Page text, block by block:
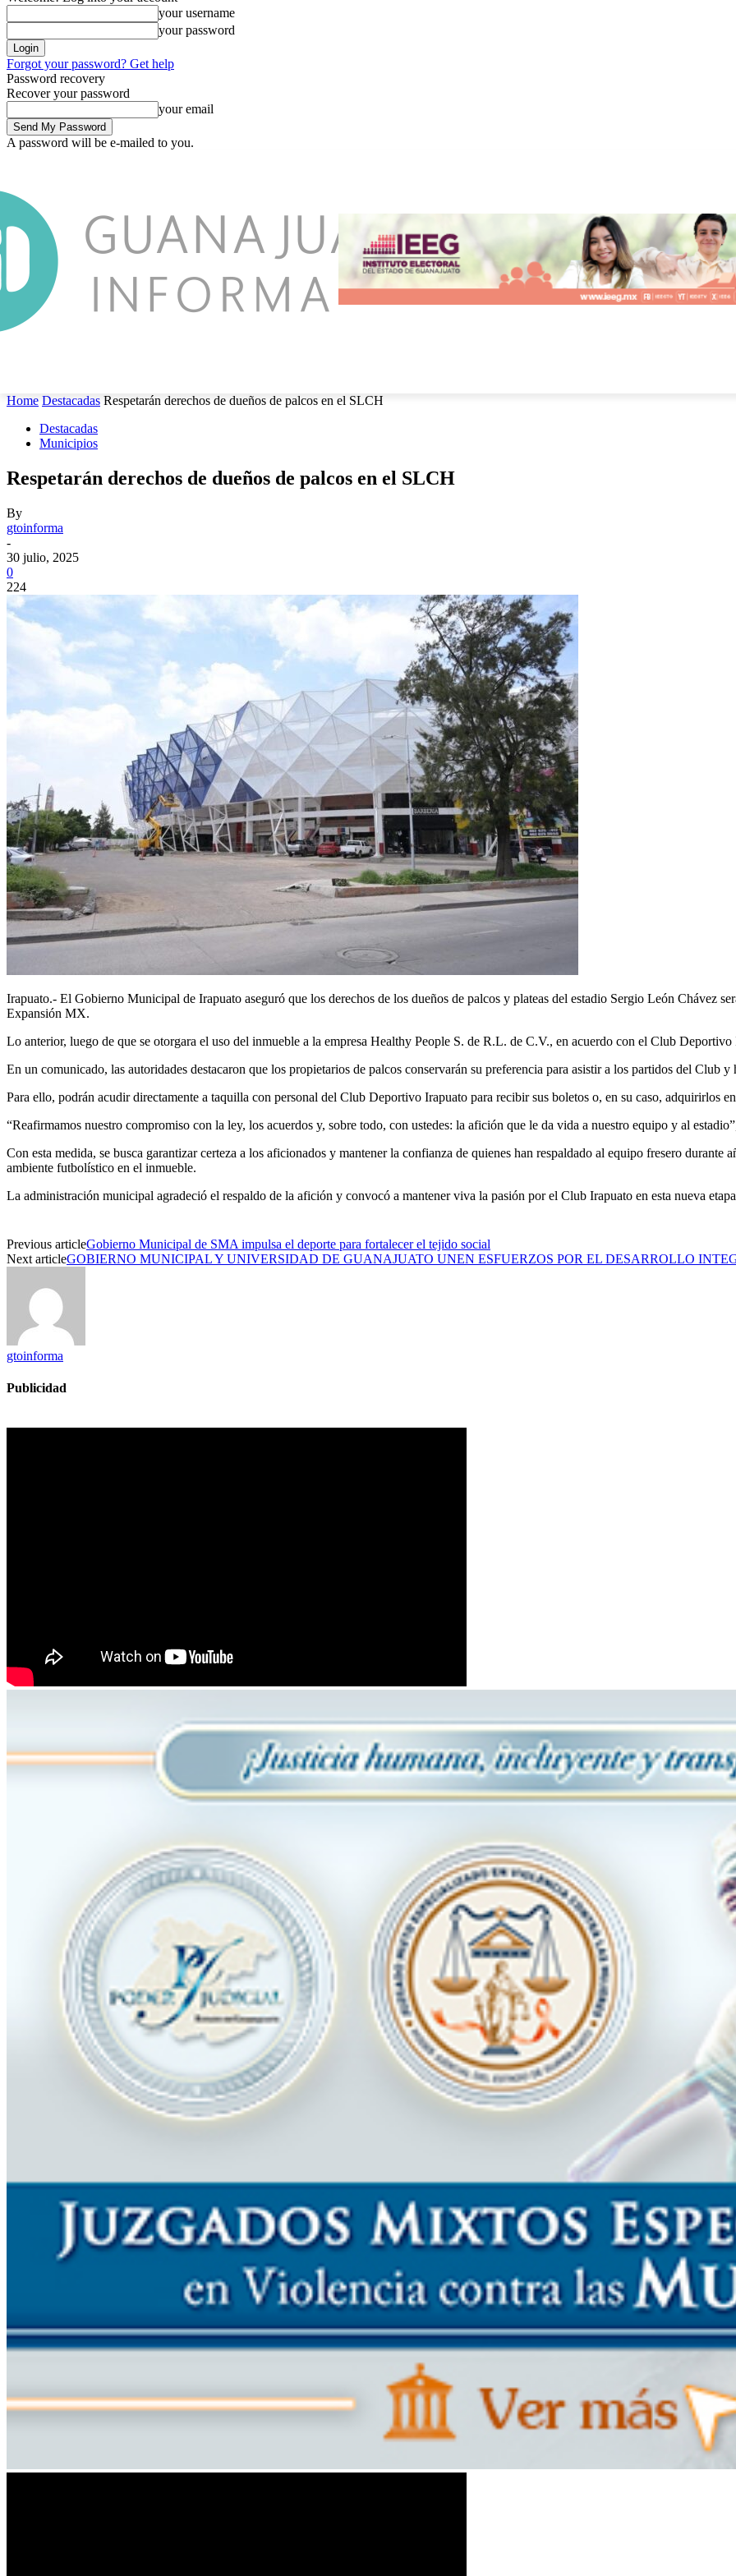
your username
your password
Forgot your password? Get help
Password recovery
Recover your password
your email
A password will be e-mailed to you.
Home Destacadas Respetarán derechos de dueños de palcos en el SLCH
Destacadas
Municipios
Respetarán derechos de dueños de palcos en el SLCH
By
gtoinforma
-
30 julio, 2025
0
224
Irapuato.- El Gobierno Municipal de Irapuato aseguró que los derechos de los dueños de palcos y plateas del estadio Sergio León Chávez
Expansión MX.
Lo anterior, luego de que se otorgara el uso del inmueble a la empresa Healthy People S. de R.L. de C.V., en acuerdo con el Club Deportivo
En un comunicado, las autoridades destacaron que los propietarios de palcos conservarán su preferencia para asistir a los partidos del Club
Para ello, podrán acudir directamente a taquilla con personal del Club Deportivo Irapuato para recibir sus boletos o, en su caso, adquirirlos
“Reafirmamos nuestro compromiso con la ley, los acuerdos y, sobre todo, con ustedes: la afición que le da vida a nuestro equipo y al
Con esta medida, se busca garantizar certeza a los aficionados y mantener la confianza de quienes han respaldado al equipo fresero durante
ambiente futbolístico en el inmueble.
La administración municipal agradeció el respaldo de la afición y convocó a mantener viva la pasión por el Club Irapuato en esta nueva
Previous articleGobierno Municipal de SMA impulsa el deporte para fortalecer el tejido social
Next articleGOBIERNO MUNICIPAL Y UNIVERSIDAD DE GUANAJUATO UNEN ESFUERZOS POR EL DESARROLLO
gtoinforma
Publicidad